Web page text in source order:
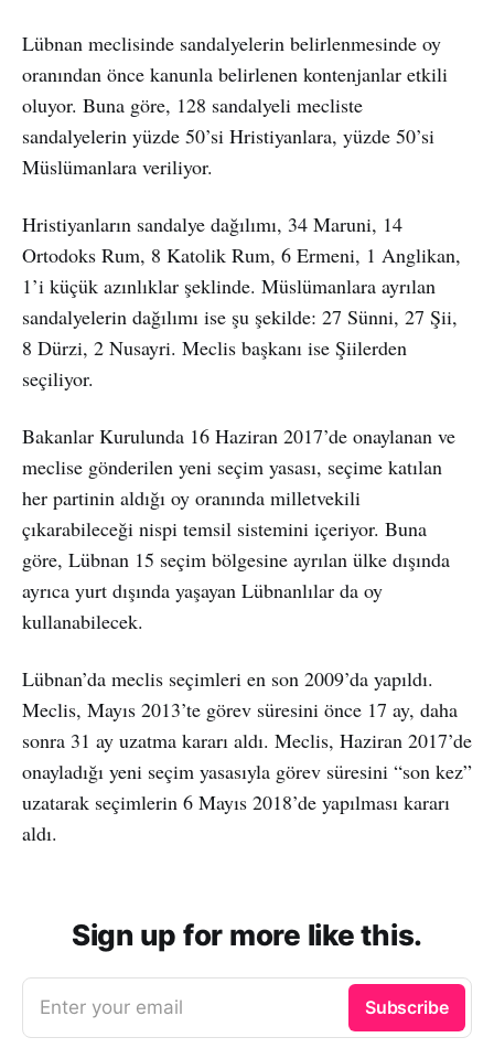
Lübnan meclisinde sandalyelerin belirlenmesinde oy
oranından önce kanunla belirlenen kontenjanlar etkili
oluyor. Buna göre, 128 sandalyeli mecliste
sandalyelerin yüzde 50’si Hristiyanlara, yüzde 50’si
Müslümanlara veriliyor.
Hristiyanların sandalye dağılımı, 34 Maruni, 14
Ortodoks Rum, 8 Katolik Rum, 6 Ermeni, 1 Anglikan,
1’i küçük azınlıklar şeklinde. Müslümanlara ayrılan
sandalyelerin dağılımı ise şu şekilde: 27 Sünni, 27 Şii,
8 Dürzi, 2 Nusayri. Meclis başkanı ise Şiilerden
seçiliyor.
Bakanlar Kurulunda 16 Haziran 2017’de onaylanan ve
meclise gönderilen yeni seçim yasası, seçime katılan
her partinin aldığı oy oranında milletvekili
çıkarabileceği nispi temsil sistemini içeriyor. Buna
göre, Lübnan 15 seçim bölgesine ayrılan ülke dışında
ayrıca yurt dışında yaşayan Lübnanlılar da oy
kullanabilecek.
Lübnan’da meclis seçimleri en son 2009’da yapıldı.
Meclis, Mayıs 2013’te görev süresini önce 17 ay, daha
sonra 31 ay uzatma kararı aldı. Meclis, Haziran 2017’de
onayladığı yeni seçim yasasıyla görev süresini “son kez”
uzatarak seçimlerin 6 Mayıs 2018’de yapılması kararı
aldı.
Sign up for more like this.
Enter your email Subscribe